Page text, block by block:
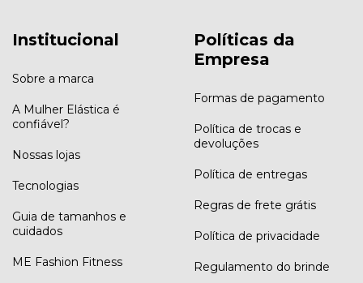
Institucional
Sobre a marca
A Mulher Elástica é
confiável?
Nossas lojas
Tecnologias
Guia de tamanhos e
cuidados
ME Fashion Fitness
Políticas da
Empresa
Formas de pagamento
Política de trocas e
devoluções
Política de entregas
Regras de frete grátis
Política de privacidade
Regulamento do brinde